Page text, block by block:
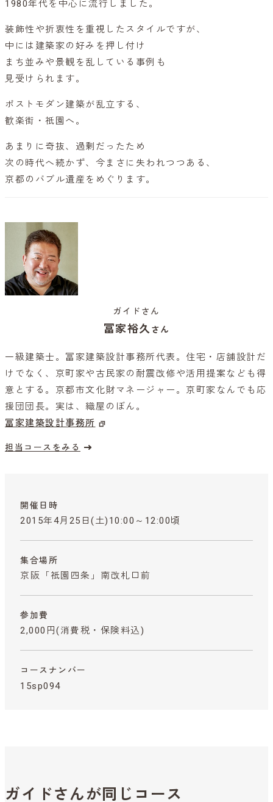
1980年代を中心に流行しました。
装飾性や折衷性を重視したスタイルですが、
中には建築家の好みを押し付け
まち並みや景観を乱している事例も
見受けられます。
ポストモダン建築が乱立する、
歓楽街・祇園へ。
あまりに奇抜、過剰だったため
次の時代へ続かず、今まさに失われつつある、
京都のバブル遺産をめぐります。
ガイドさん
冨家裕久 さん
一級建築士。冨家建築設計事務所代表。住宅・店舗設計だ
けでなく、京町家や古民家の耐震改修や活用提案なども得
意とする。京都市文化財マネージャー。京町家なんでも応
援団団長。実は、織屋のぼん。
冨家建築設計事務所
担当コースをみる
開催日時
2015年4月25日(土)10:00～12:00頃
集合場所
京阪「祇園四条」南改札口前
参加費
2,000円 (消費税・保険料込)
コースナンバー
15sp094
ガイドさんが同じコース